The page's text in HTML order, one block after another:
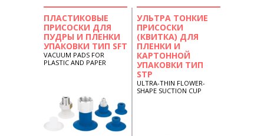
ПЛАСТИКОВЫЕ
ПРИСОСКИ ДЛЯ
ПУДРЫ И ПЛЕНКИ
УПАКОВКИ ТИП SFT
VACUUM PADS FOR
PLASTIC AND PAPER
УЛЬТРА ТОНКИЕ
ПРИСОСКИ
(КВИТКА) ДЛЯ
ПЛЕНКИ И
КАРТОННОЙ
УПАКОВКИ ТИП
STP
ULTRA-THIN FLOWER-
SHAPE SUCTION CUP